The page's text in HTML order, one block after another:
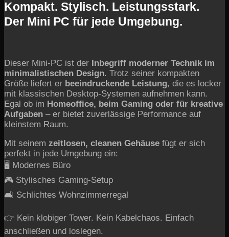
Kompakt. Stylisch. Leistungsstark.
Der Mini PC für jede Umgebung.
Dieser Mini-PC ist der Inbegriff moderner Technik im
minimalistischen Design. Trotz seiner kompakten
Größe liefert er beeindruckende Leistung, die es locker
mit klassischen Desktop-Systemen aufnehmen kann.
Egal ob im Homeoffice, beim Gaming oder für kreative
Aufgaben – er bietet zuverlässige Performance auf
kleinstem Raum.
Mit seinem zeitlosen, cleanen Gehäuse fügt er sich
perfekt in jede Umgebung ein:
🖥️ Modernes Büro
🎮 Stylisches Gaming-Setup
🛋️ Schlichtes Wohnzimmerregal
👉 Kein klobiger Tower. Kein Kabelchaos. Einfach
anschließen und loslegen.